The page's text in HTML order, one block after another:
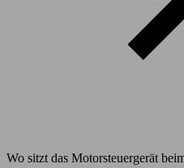
Wo sitzt das Motorsteuergerät